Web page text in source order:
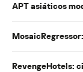
APT asiáticos
RevengeHotels: